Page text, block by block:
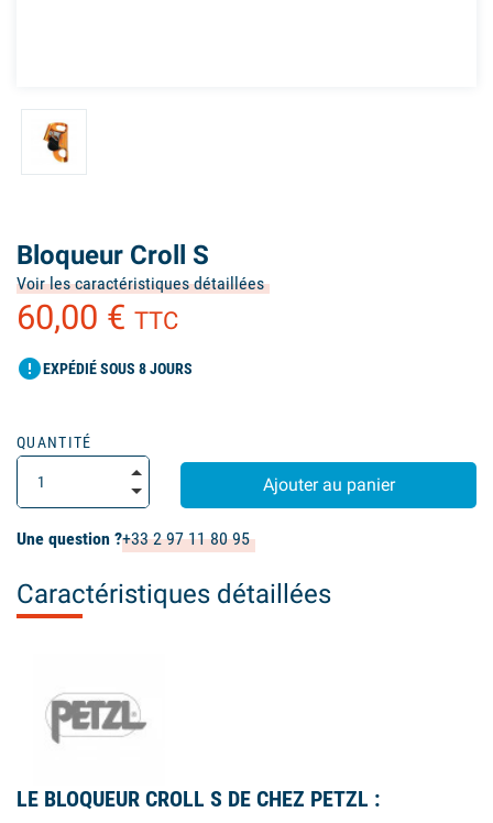
Bloqueur Croll S
Voir les caractéristiques détaillées
60,00 € TTC
errorEXPÉDIÉ SOUS 8 JOURS
QUANTITÉ
Ajouter au panier
Une question ?+33 2 97 11 80 95
Caractéristiques détaillées
LE BLOQUEUR CROLL S DE CHEZ PETZL :